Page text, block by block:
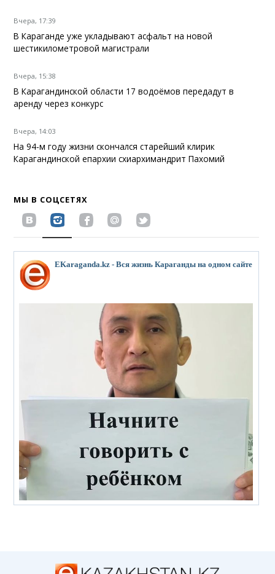
Вчера, 17:39
В Караганде уже укладывают асфальт на новой
шестикилометровой магистрали
Вчера, 15:38
В Карагандинской области 17 водоёмов передадут в
аренду через конкурс
Вчера, 14:03
На 94-м году жизни скончался старейший клирик
Карагандинской епархии схиархимандрит Пахомий
МЫ В СОЦСЕТЯХ
EKaraganda.kz - Вся жизнь Караганды на одном сайте